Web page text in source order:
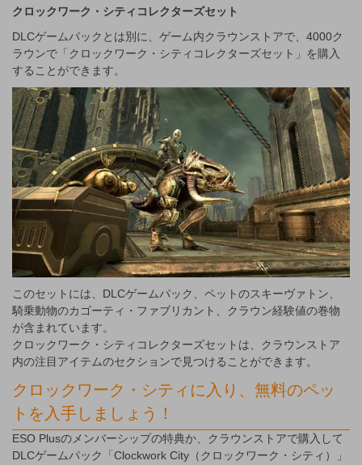
クロックワーク・シティコレクターズセット
DLCゲームパックとは別に、ゲーム内クラウンストアで、4000ク
ラウンで「クロックワーク・シティコレクターズセット」を購入
することができます。
このセットには、DLCゲームパック、ペットのスキーヴァトン、
騎乗動物のカゴーティ・ファブリカント、クラウン経験値の巻物
が含まれています。
クロックワーク・シティコレクターズセットは、クラウンストア
内の注目アイテムのセクションで見つけることができます。
クロックワーク・シティに入り、無料のペッ
トを入手しましょう！
ESO Plusのメンバーシップの特典か、クラウンストアで購入して
DLCゲームパック「Clockwork City（クロックワーク・シティ）」